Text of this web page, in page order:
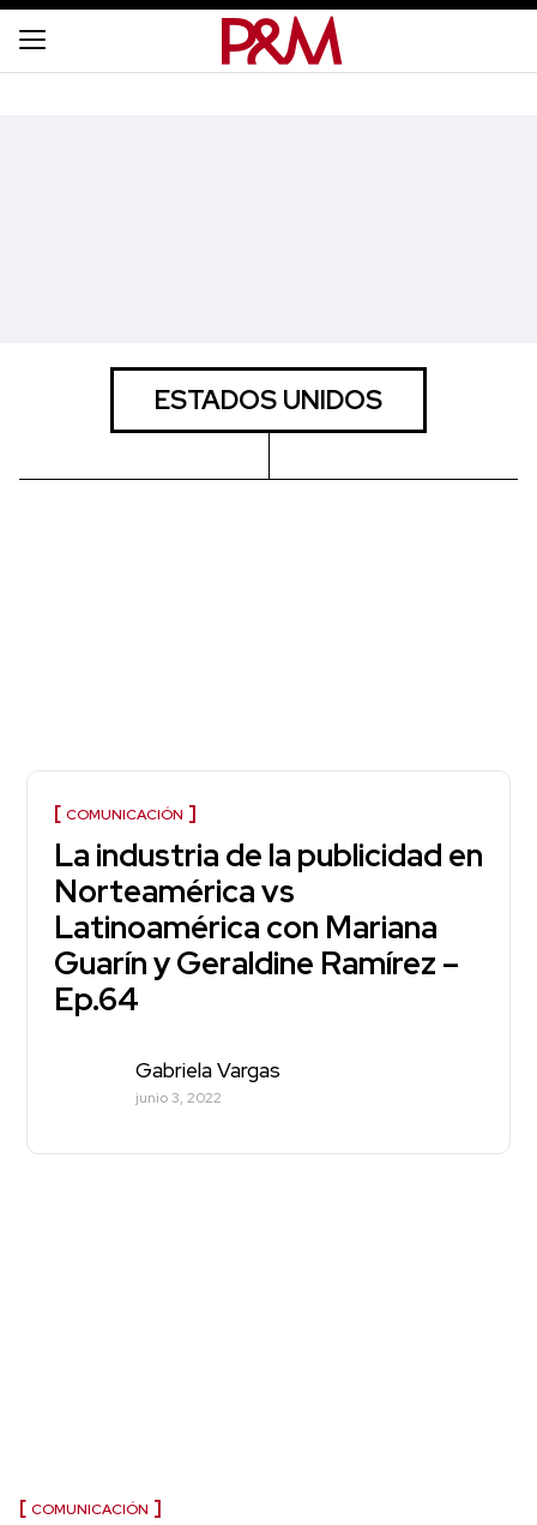
ESTADOS UNIDOS
COMUNICACIÓN
La industria de la publicidad en
Norteamérica vs
Latinoamérica con Mariana
Guarín y Geraldine Ramírez –
Ep.64
Gabriela Vargas
junio 3, 2022
COMUNICACIÓN